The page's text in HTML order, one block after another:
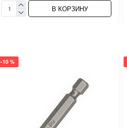
В КОРЗИНУ
-10 %